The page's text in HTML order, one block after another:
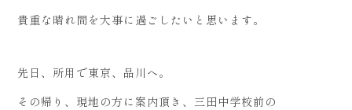
貴重な晴れ間を大事に過ごしたいと思います。
先日、所用で東京、品川へ。
その帰り、現地の方に案内頂き、三田中学校前の